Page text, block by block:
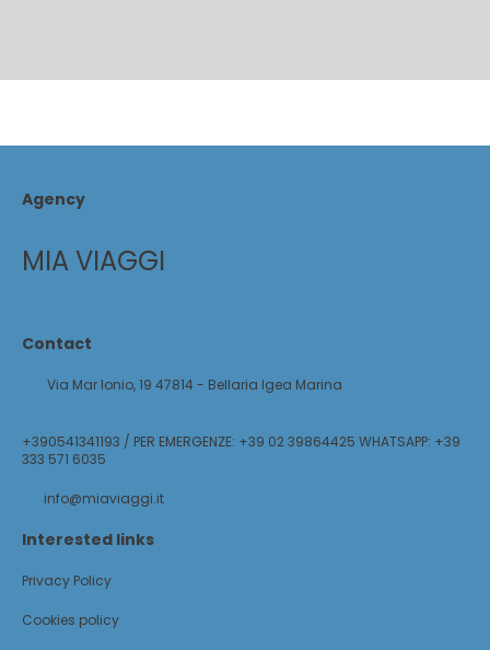
Agency
MIA VIAGGI
Contact
Via Mar Ionio, 19 47814 - Bellaria Igea Marina
+390541341193 / PER EMERGENZE: +39 02 39864425 WHATSAPP: +39
333 571 6035
info@miaviaggi.it
Interested links
Privacy Policy
Cookies policy